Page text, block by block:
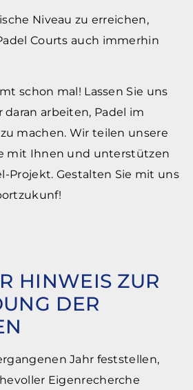
Niveau zu erreichen,
Courts auch immerhin
schon mal! Lassen Sie uns
arbeiten, Padel im
machen. Wir teilen unsere
mit Ihnen und unterstützen
Projekt. Gestalten Sie mit uns
HINWEIS ZUR
DER
Jahr feststellen,
Eigenrecherche